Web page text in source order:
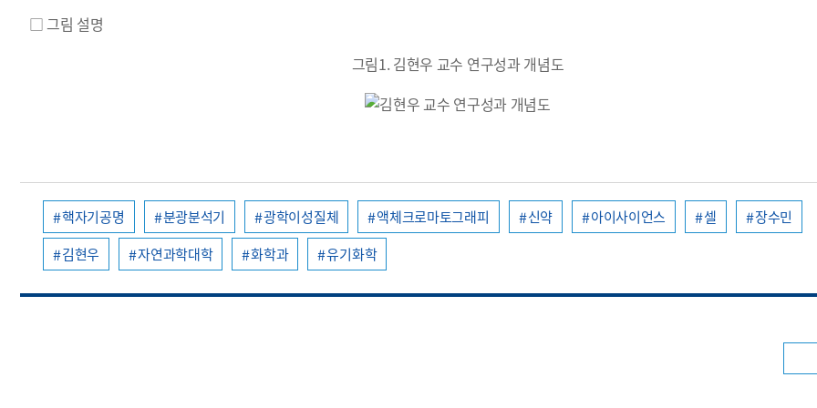
□ 그림 설명
그림1. 김현우 교수 연구성과 개념도
핵자기공명 분광분석기 광학이성질체 액체크로마토그래피 신약 아이사이언스 셀
장수민
김현우
자연과학대학 화학과 유기화학